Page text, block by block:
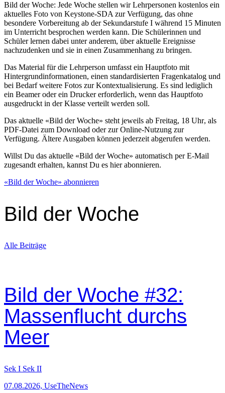
Bild der Woche: Jede Woche stellen wir Lehrpersonen kostenlos ein
aktuelles Foto von Keystone-SDA zur Verfügung, das ohne
besondere Vorbereitung ab der Sekundarstufe I während 15 Minuten
im Unterricht besprochen werden kann. Die Schülerinnen und
Schüler lernen dabei unter anderem, über aktuelle Ereignisse
nachzudenken und sie in einen Zusammenhang zu bringen.
Das Material für die Lehrperson umfasst ein Hauptfoto mit
Hintergrundinformationen, einen standardisierten Fragenkatalog und
bei Bedarf weitere Fotos zur Kontextualisierung. Es sind lediglich
ein Beamer oder ein Drucker erforderlich, wenn das Hauptfoto
ausgedruckt in der Klasse verteilt werden soll.
Das aktuelle «Bild der Woche» steht jeweils ab Freitag, 18 Uhr, als
PDF-Datei zum Download oder zur Online-Nutzung zur
Verfügung. Ältere Ausgaben können jederzeit abgerufen werden.
Willst Du das aktuelle «Bild der Woche» automatisch per E-Mail
zugesandt erhalten, kannst Du es hier abonnieren.
«Bild der Woche» abonnieren
Bild der Woche
Alle Beiträge
Bild der Woche #32:
Massenflucht durchs
Meer
Sek I Sek II
07.08.2026, UseTheNews